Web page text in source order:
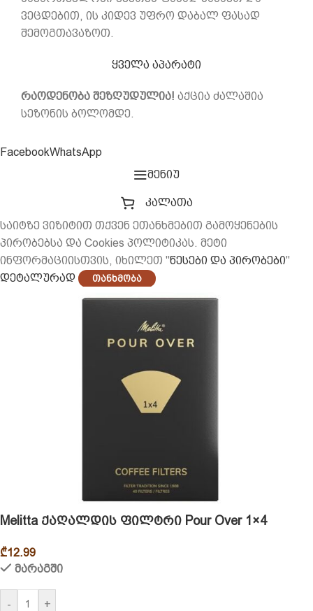
ვეცდებით, ის კიდევ უფრო დაბალ ფასად
შემოგთავაზოთ.
ყველა აპარატი
რაოდენობა შეზღუდულია! აქცია ძალაშია
სეზონის ბოლომდე.
FacebookWhatsApp
მენიუ
კალათა
საიტზე ვიზიტით თქვენ ეთანხმებით გამოყენების
პირობებსა და Cookies პოლიტიკას. მეტი
ინფორმაციისთვის, იხილეთ "წესები და პირობები"
დეტალურად
Თანხმობა
Melitta ქაღალდის ფილტრი Pour Over 1×4
₾12.99
მარაგში
- +